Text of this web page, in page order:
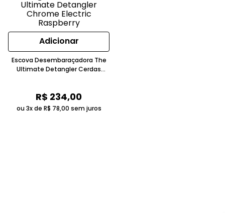
Adicionar
Escova Desembaraçadora The
Ultimate Detangler Cerdas
R$ 234,00
ou 3x de R$ 78,00 sem juros